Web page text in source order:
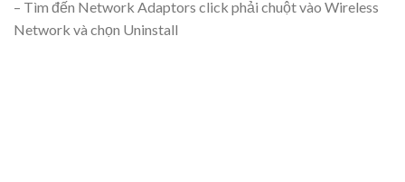
– Tìm đến Network Adaptors click phải chuột vào Wireless
Network và chọn Uninstall